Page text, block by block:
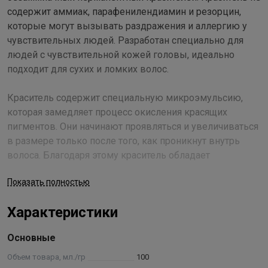
содержит аммиак, парафенилендиамин и резорцин,
которые могут вызывать раздражения и аллергию у
чувствительных людей. Разработан специально для
людей с чувствительной кожей головы, идеально
подходит для сухих и ломких волос.
Краситель содержит специальную микроэмульсию,
которая замедляет процесс окисления красящих
пигментов. Они начинают проявляться и увеличиваться
в размере только после того, как проникнут внутрь
волоса. Благодаря этому краситель обладает
имеет значительно большую окрашивающую силу;
закрепление красящих пигментов в структуре волоса,
насыщенным; хорошо окрашивает даже самые трудно
поддающиеся стареющие волосы с ослабленной
Показать полностью
Характеристики
Основные
Объем товара, мл./гр 100